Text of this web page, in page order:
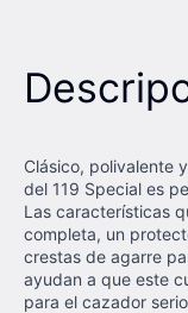
Clásico, polivalente
del 119 Special es
Las características
completa, un
crestas de agarre
ayudan a que este
para el cazador